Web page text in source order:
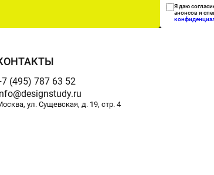
Я даю
анонсов и
(495) 787 63 52
ул. Сущевская, д. 19, стр. 4